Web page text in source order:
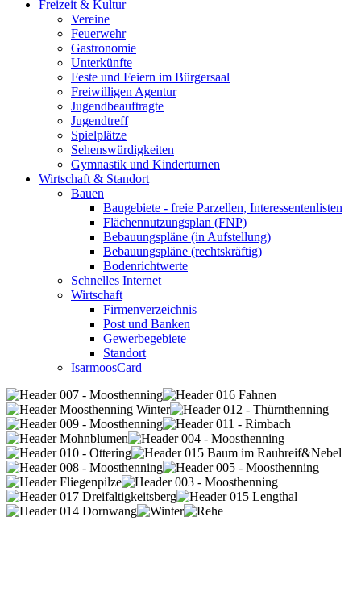
Freizeit & Kultur
Vereine
Feuerwehr
Gastronomie
Unterkünfte
Feste und Feiern im Bürgersaal
Freiwilligen Agentur
Jugendbeauftragte
Jugendtreff
Spielplätze
Sehenswürdigkeiten
Gymnastik und Kinderturnen
Wirtschaft & Standort
Bauen
Baugebiete - freie Parzellen, Interessentenlisten
Flächennutzungsplan (FNP)
Bebauungspläne (in Aufstellung)
Bebauungspläne (rechtskräftig)
Bodenrichtwerte
Schnelles Internet
Wirtschaft
Firmenverzeichnis
Post und Banken
Gewerbegebiete
Standort
IsarmoosCard